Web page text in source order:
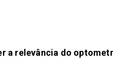
a relevância do